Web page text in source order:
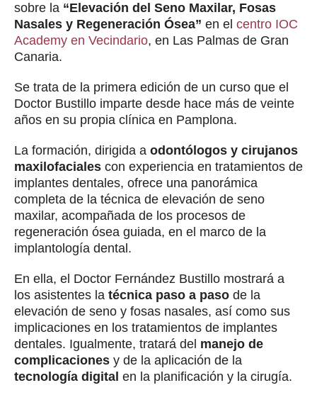
sobre la “Elevación del Seno Maxilar, Fosas
Nasales y Regeneración Ósea” en el centro IOC
Academy en Vecindario, en Las Palmas de Gran
Canaria.
Se trata de la primera edición de un curso que el
Doctor Bustillo imparte desde hace más de veinte
años en su propia clínica en Pamplona.
La formación, dirigida a odontólogos y cirujanos
maxilofaciales con experiencia en tratamientos de
implantes dentales, ofrece una panorámica
completa de la técnica de elevación de seno
maxilar, acompañada de los procesos de
regeneración ósea guiada, en el marco de la
implantología dental.
En ella, el Doctor Fernández Bustillo mostrará a
los asistentes la técnica paso a paso de la
elevación de seno y fosas nasales, así como sus
implicaciones en los tratamientos de implantes
dentales. Igualmente, tratará del manejo de
complicaciones y de la aplicación de la
tecnología digital en la planificación y la cirugía.